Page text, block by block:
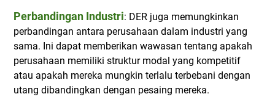
Perbandingan Industri: DER juga memungkinkan
perbandingan antara perusahaan dalam industri yang
sama. Ini dapat memberikan wawasan tentang apakah
perusahaan memiliki struktur modal yang kompetitif
atau apakah mereka mungkin terlalu terbebani dengan
utang dibandingkan dengan pesaing mereka.